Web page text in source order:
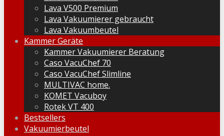
Lava V500 Premium
Lava Vakuumierer gebraucht
Lava Vakuumbeutel
Kammer Geräte
Kammer Vakuumierer Beratung
Caso VacuChef 70
Caso VacuChef Slimline
MULTIVAC home.
KOMET Vacuboy
Rotek VT 400
Bestsellers
Vakuumierbeutel